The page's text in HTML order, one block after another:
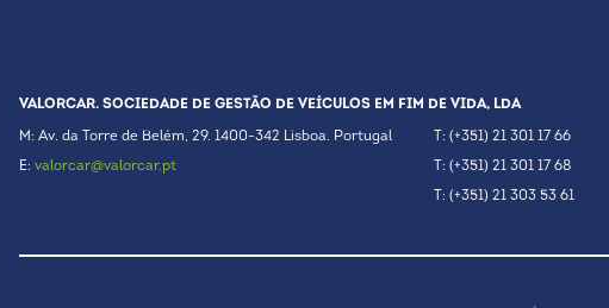
VALORCAR. SOCIEDADE DE GESTÃO DE VEÍCULOS EM FIM DE VIDA, LDA
M: Av. da Torre de Belém, 29. 1400-342 Lisboa. Portugal
E: valorcar@valorcar.pt
T: (+351) 21 301 17 66
T: (+351) 21 301 17 68
T: (+351) 21 303 53 61